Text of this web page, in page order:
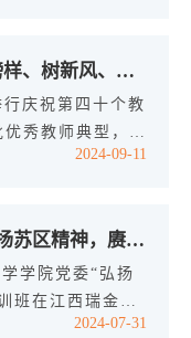
委组织员等共计
解员的带领下全
大厅矗立着华罗
数学科学学院师德师风建设树榜样、树新风、树成效
庆祝第四十个教
秀教师典型，我
师三位老师获奖。
2024年同济大学
一标准以一流师
涵养师风营造的
设作为...
2024-09-11
同济大学数学科学学院党委“弘扬苏区精神，赓续红色血脉”专题培训班在江西瑞金干部学院举办
学院党委“弘扬
班在江西瑞金干
委副书记、纪委书
2024-07-31